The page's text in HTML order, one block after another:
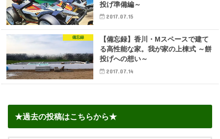
投げ準備編～
2017.07.15
備忘録
【備忘録】香川・Mスペースで建て
る高性能な家。我が家の上棟式 ～餅
投げへの想い～
2017.07.14
★過去の投稿はこちらから★